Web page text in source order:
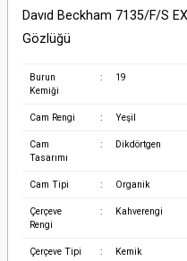
Davıd Beckham 7135/F/S
Gözlüğü
Burun
Kemiği
: 19
Cam Rengi : Yeşil
Cam
Tasarımı
: Dikdörtgen
Cam Tipi : Organik
Çerçeve
Rengi
: Kahverengi
Çerçeve Tipi : Kemik